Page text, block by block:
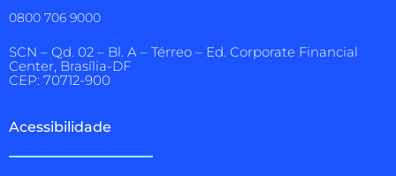
0800 706 9000
SCN – Qd. 02 – Bl. A – Térreo – Ed. Corporate Financial
Center, Brasília-DF
CEP: 70712-900
Acessibilidade